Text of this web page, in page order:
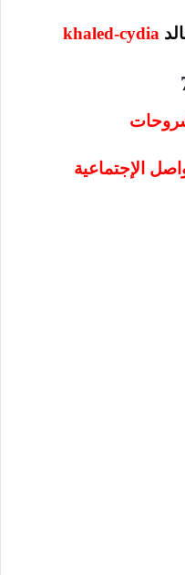
khaled-cydia
الإجتماعية